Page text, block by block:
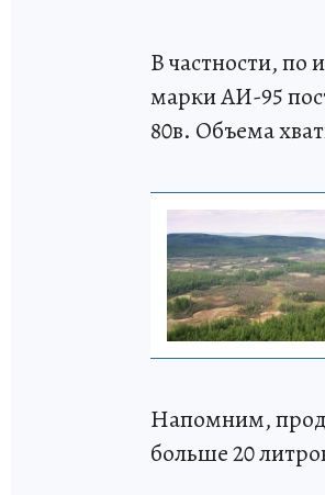
В частности, по
марки АИ-95
80в. Объема
Напомним,
больше 20